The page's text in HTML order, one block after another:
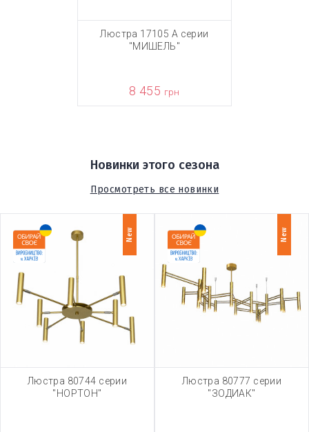
Люстра 17105 А серии
"МИШЕЛЬ"
8 455 грн
Новинки этого сезона
Просмотреть все новинки
New
Люстра 80744 серии
"НОРТОН"
New
Люстра 80777 серии
"ЗОДИАК"